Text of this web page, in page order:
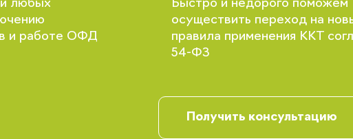
любых
и работе ОФД
Быстро и недорого поможем
осуществить переход на
правила применения ККТ
54-ФЗ
Получить консультацию
Вы сможете отслеживать статус
заказов и получать